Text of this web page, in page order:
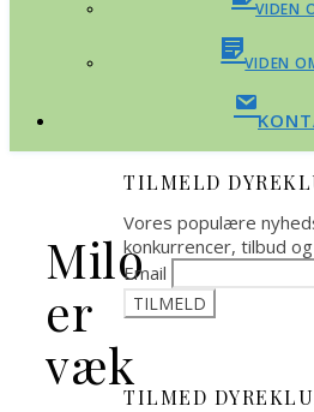
VIDEN
VIDEN
Milo
er
væk
TILMELD
Vores populære
konkurrencer, tilbud
Email
TILMED